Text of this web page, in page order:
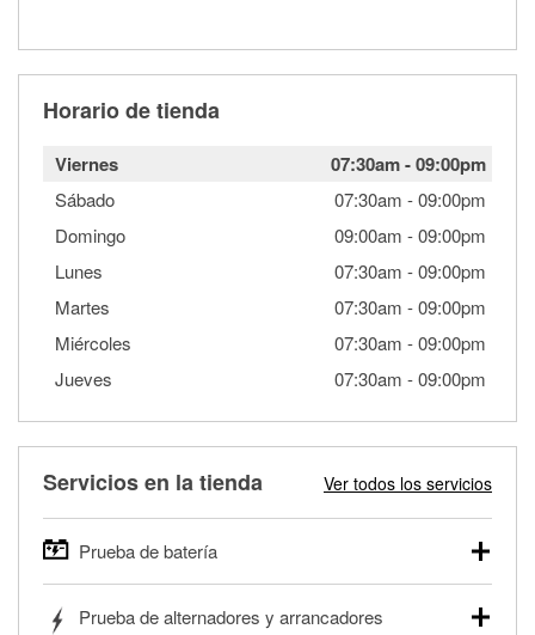
Horario de tienda
Viernes 07:30am-09:00pm
Sábado 07:30am -09:00pm
Domingo
09:00am -09:00pm
Lunes
07:30am -09:00pm
Martes
07:30am -09:00pm
Miércoles
07:30am -09:00pm
Jueves
07:30am -09:00pm
Servicios en la tienda Ver todos los servicios
Prueba de batería
autos, camionetas, SUVs, vehículos comerciales y
Prueba de alternadores y arrancadores